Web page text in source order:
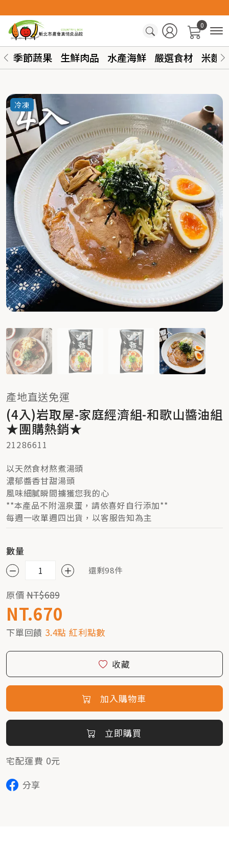
0
季節蔬果 生鮮肉品 水產海鮮 嚴選食材 米麵
冷凍
產地直送免運
(4入)岩取屋-家庭經濟組-和歌山醬油組
★團購熱銷★
21286611
以天然食材熬煮湯頭
濃郁醬香甘甜湯頭
風味細膩瞬間擄獲您我的心
**本產品不附溫泉蛋，請依喜好自行添加**
每週一收單週四出貨，以客服告知為主
數量
還剩98件
原價NT$689
NT.670
下單回饋 3.4點 紅利點數
收藏
加入購物車
立即購買
宅配運費 0元
分享